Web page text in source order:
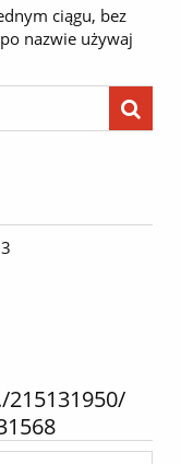
ciągu, bez
nazwie używaj
215131950/